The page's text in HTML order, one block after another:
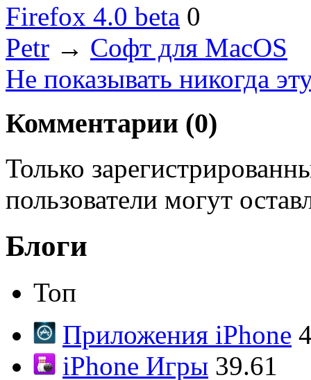
Firefox 4.0 beta 0
Petr → Софт для MacOS
Не показывать никогда
Комментарии (0)
Только
пользователи могут
Блоги
Топ
Приложения iPhone
iPhone Игры 39.61